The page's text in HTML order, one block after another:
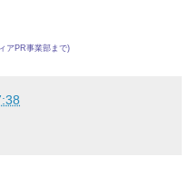
アPR事業部 まで)